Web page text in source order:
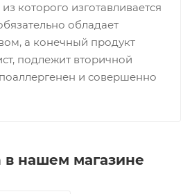
которого изготавливается
обладает
а конечный продукт
подлежит вторичной
и совершенно
в нашем магазине